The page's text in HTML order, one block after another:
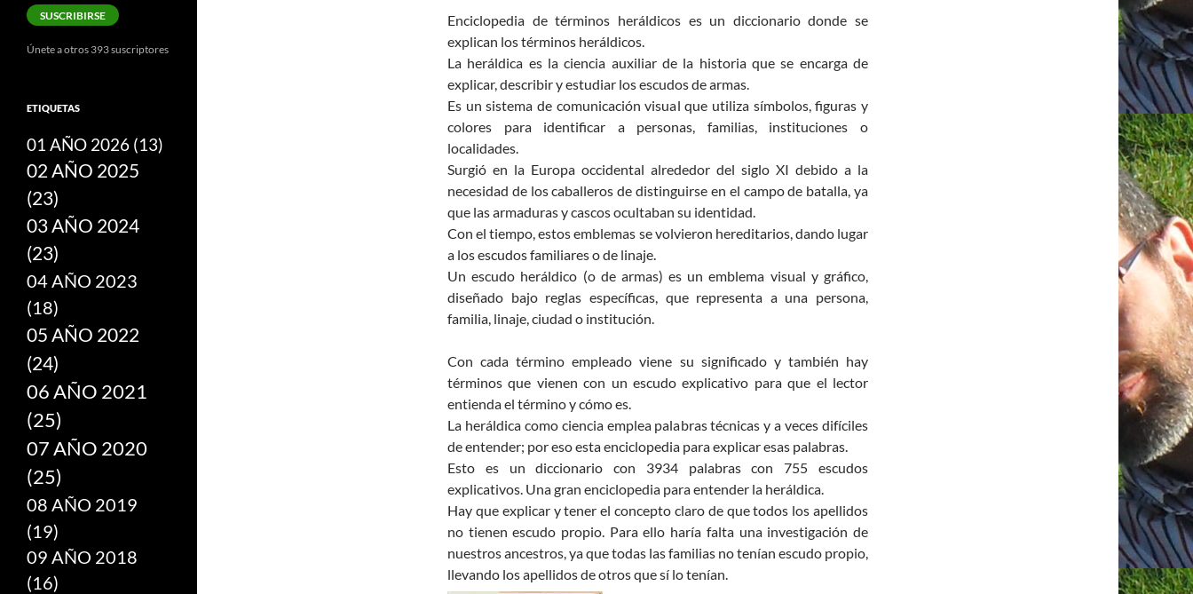
Enciclopedia de términos heráldicos es un diccionario donde se
explican los términos heráldicos.
La heráldica es la ciencia auxiliar de la historia que se encarga de
explicar, describir y estudiar los escudos de armas.
Es un sistema de comunicación visual que utiliza símbolos, figuras y
colores para identificar a personas, familias, instituciones o
localidades.
Surgió en la Europa occidental alrededor del siglo XI debido a la
necesidad de los caballeros de distinguirse en el campo de batalla, ya
que las armaduras y cascos ocultaban su identidad.
Con el tiempo, estos emblemas se volvieron hereditarios, dando lugar
a los escudos familiares o de linaje.
Un escudo heráldico (o de armas) es un emblema visual y gráfico,
diseñado bajo reglas específicas, que representa a una persona,
familia, linaje, ciudad o institución.
Con cada término empleado viene su significado y también hay
términos que vienen con un escudo explicativo para que el lector
entienda el término y cómo es.
La heráldica como ciencia emplea palabras técnicas y a veces difíciles
de entender; por eso esta enciclopedia para explicar esas palabras.
Esto es un diccionario con 3934 palabras con 755 escudos
explicativos. Una gran enciclopedia para entender la heráldica.
Hay que explicar y tener el concepto claro de que todos los apellidos
no tienen escudo propio. Para ello haría falta una investigación de
nuestros ancestros, ya que todas las familias no tenían escudo propio,
llevando los apellidos de otros que sí lo tenían.
correo
electrónico
SUSCRIBIRSE
Únete a otros 393 suscriptores
ETIQUETAS
01 AÑO 2026 (13)
02 AÑO 2025
(23)
03 AÑO 2024
(23)
04 AÑO 2023
(18)
05 AÑO 2022
(24)
06 AÑO 2021
(25)
07 AÑO 2020
(25)
08 AÑO 2019
(19)
09 AÑO 2018
(16)